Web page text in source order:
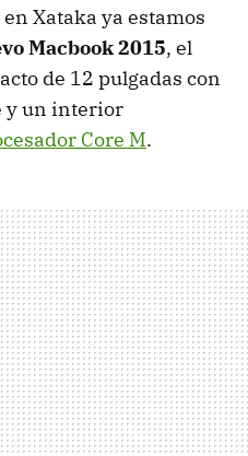
Xataka ya estamos
Macbook 2015, el
de 12 pulgadas con
y un interior
Core M.